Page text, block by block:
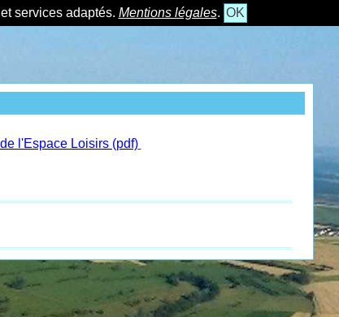
services adaptés. Mentions légales. OK
l'Espace Loisirs (pdf)